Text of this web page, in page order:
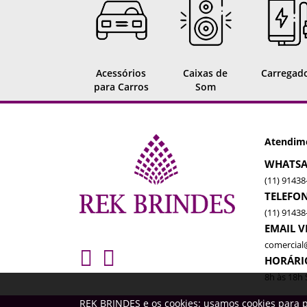
Acessórios
para Carros
Caixas de
Som
(11)
(11)
EMAIL
8h às 18h
REK BRINDES e os cookies: usamos cookies